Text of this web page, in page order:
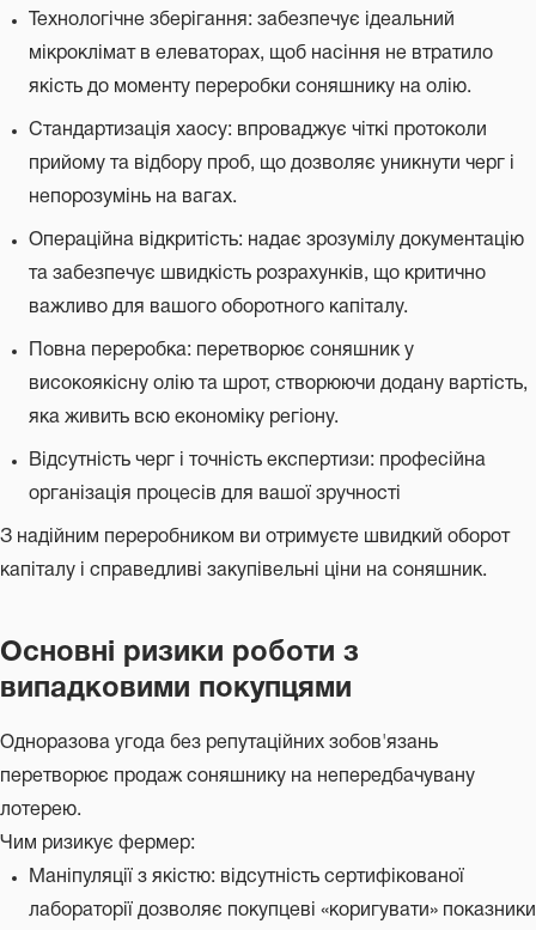
Технологічне зберігання: забезпечує ідеальний
мікроклімат в елеваторах, щоб насіння не втратило
якість до моменту переробки соняшнику на олію.
Стандартизація хаосу: впроваджує чіткі протоколи
прийому та відбору проб, що дозволяє уникнути черг і
непорозумінь на вагах.
Операційна відкритість: надає зрозумілу документацію
та забезпечує швидкість розрахунків, що критично
важливо для вашого оборотного капіталу.
Повна переробка: перетворює соняшник у
високоякісну олію та шрот, створюючи додану вартість,
яка живить всю економіку регіону.
Відсутність черг і точність експертизи: професійна
організація процесів для вашої зручності
З надійним переробником ви отримуєте швидкий оборот
капіталу і справедливі закупівельні ціни на соняшник.
Основні ризики роботи з
випадковими покупцями
Одноразова угода без репутаційних зобов'язань
перетворює продаж соняшнику на непередбачувану
лотерею.
Чим ризикує фермер:
Маніпуляції з якістю: відсутність сертифікованої
лабораторії дозволяє покупцеві «коригувати» показники